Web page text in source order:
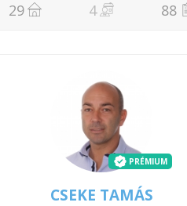
29 4 88
PRÉMIUM
CSEKE TAMÁS